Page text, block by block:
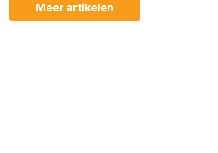
Meer artikelen